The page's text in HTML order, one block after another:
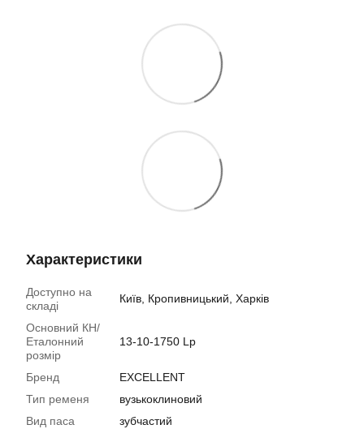
Характеристики
Доступно на
складі
Київ, Кропивницький, Харків
Основний КН/
Еталонний
розмір
13-10-1750 Lp
Бренд
EXCELLENT
Тип ременя
вузькоклиновий
Вид паса
зубчастий